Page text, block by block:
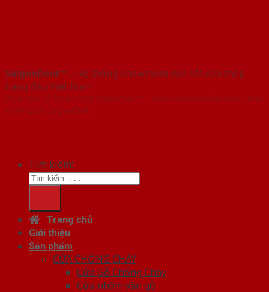
SaigonDoor™ - Hệ thống Showroom cửa sắt cửa thép
hàng đầu Việt Nam
Copyright ⓒ 2016 – 2026 SaigonDoor™ - www.cuasatcuathep.com | Đơn
vị chủ quản SaigonDoor
Tìm kiếm:
Trang chủ
Giới thiệu
Sản phẩm
CỬA CHỐNG CHÁY
Cửa Gỗ Chống Cháy
Cửa nhôm vân gỗ